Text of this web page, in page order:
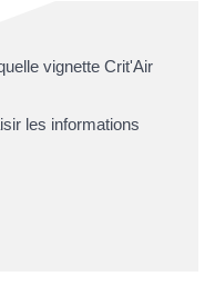
vignette Crit'Air
les informations